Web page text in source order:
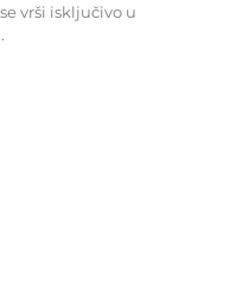
vrši isključivo u